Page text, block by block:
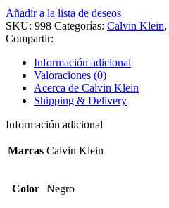
Añadir a la lista de deseos
SKU: 998 Categorías: Calvin Klein,
Compartir:
Información adicional
Valoraciones (0)
Acerca de Calvin Klein
Shipping & Delivery
Información adicional
Marcas Calvin Klein
Color Negro